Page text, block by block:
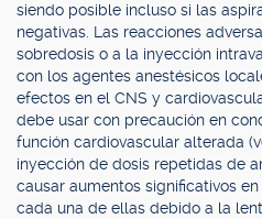
siendo posible incluso si las
negativas. Las reacciones
sobredosis o a la inyección
con los agentes anestésicos
efectos en el CNS y
debe usar con precaución en
función cardiovascular alterada
inyección de dosis repetidas de
causar aumentos significativos
cada una de ellas debido a la